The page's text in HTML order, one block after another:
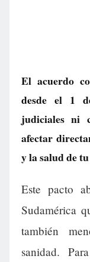
El acuerdo
desde el 1
judiciales ni
afectar
y la salud de
Este pacto
Sudamérica
también
sanidad.